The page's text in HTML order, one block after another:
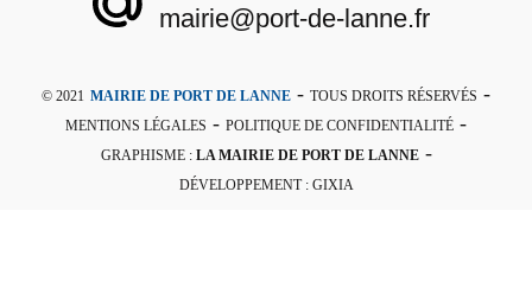
mairie@port-de-lanne.fr
© 2021 MAIRIE DE PORT DE LANNE - TOUS DROITS RÉSERVÉS -
MENTIONS LÉGALES - POLITIQUE DE CONFIDENTIALITÉ -
GRAPHISME : LA MAIRIE DE PORT DE LANNE-
DÉVELOPPEMENT : GIXIA